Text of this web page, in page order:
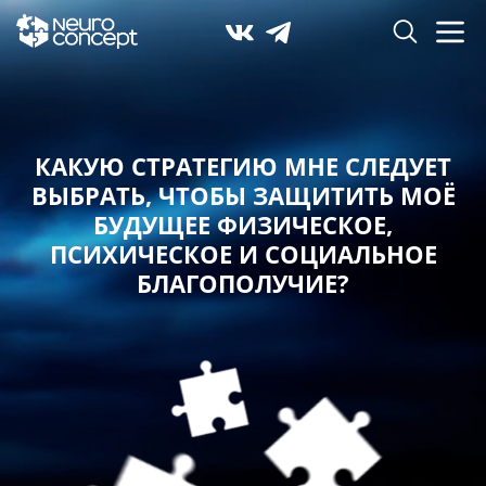
КАКУЮ СТРАТЕГИЮ МНЕ СЛЕДУЕТ
ВЫБРАТЬ,ЧТОБЫ ЗАЩИТИТЬ МОЁ
БУДУЩЕЕ ФИЗИЧЕСКОЕ,
ПСИХИЧЕСКОЕ И СОЦИАЛЬНОЕ
БЛАГОПОЛУЧИЕ?